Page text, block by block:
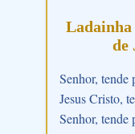
Ladainha
de
Senhor, tende
Jesus Cristo,
Senhor, tende